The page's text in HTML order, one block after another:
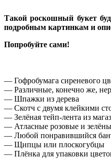
Такой роскошный букет
подробным картинкам и
Попробуйте сами!
— Гофробумага сиреневого
— Различные, конечно же,
— Шпажки из дерева
— Скотч с двумя клейкими
— Зелёная тейп-лента из
— Атласные розовые и
— Любой понравившийся
— Щипцы или плоскогубцы
— Плёнка для упаковки